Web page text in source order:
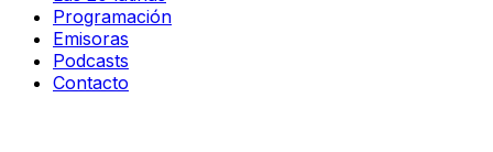
Programación
Emisoras
Podcasts
Contacto